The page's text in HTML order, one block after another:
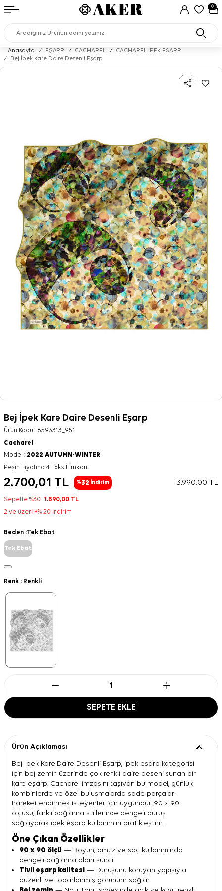
0
Anasayfa / EŞARP / CACHAREL /
CACHAREL İPEK EŞARP
/
Bej İpek Kare Daire Desenli Eşarp
Bej İpek Kare Daire Desenli Eşarp
Ürün Kodu : 8593313_951
Cacharel
Model : 2022 AUTUMN-WINTER
Peşin Fiyatına 4 Taksit İmkanı
2.700,01 TL %32 İndirim 3.990,00TL
Sepette %30 1.890,00 TL
2 ve üzeri +% 20 indirim
Beden :Tek Ebat
Tek Ebat
Renk : Renkli
SEPETE EKLE
Ürün Açıklaması
Bej İpek Kare Daire Desenli Eşarp, ipek eşarp kategorisi
için bej zemin üzerinde çok renkli daire deseni sunan bir
kare eşarp. Cacharel imzasını taşıyan bu model, günlük
kombinlerde ve özel buluşmalarda sade parçaları
hareketlendirmek isteyenler için uygundur. 90 x 90
ölçüsü, farklı bağlama stillerinde dengeli duruş
sağlayarak ipek eşarp kullanımını pratikleştirir.
Öne Çıkan Özellikler
90 x 90 ölçü — Boyun, omuz ve saç kullanımında
dengeli bağlama alanı sunar.
Tivil eşarp kalitesi — Duruşunu koruyan yapısıyla
düzenli ve toparlanmış görünüm sağlar.